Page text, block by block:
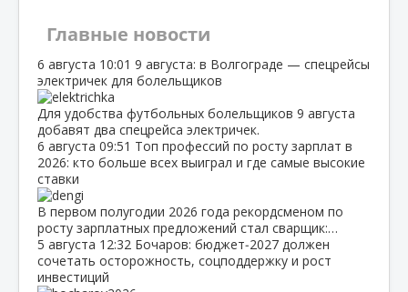
Главные новости
6 августа 10:01 9 августа: в Волгограде — спецрейсы
электричек для болельщиков
Для удобства футбольных болельщиков 9 августа
добавят два спецрейса электричек.
6 августа 09:51 Топ профессий по росту зарплат в
2026: кто больше всех выиграл и где самые высокие
ставки
В первом полугодии 2026 года рекордсменом по
росту зарплатных предложений стал сварщик:…
5 августа 12:32 Бочаров: бюджет‑2027 должен
сочетать осторожность, соцподдержку и рост
инвестиций